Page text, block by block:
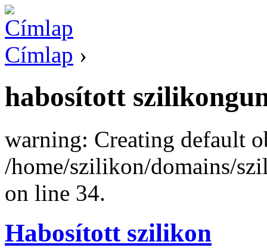
Címlap ›
habosított
warning: Creating default
/home/szilikon/domains/
on line 34.
Habosított szilikon